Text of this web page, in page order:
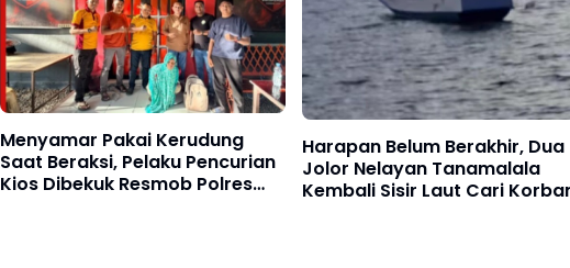
Menyamar Pakai Kerudung
Saat Beraksi, Pelaku Pencurian
Kios Dibekuk Resmob Polres
Harapan Belum Berakhir, Dua
Jolor Nelayan Tanamalala
Kembali Sisir Laut Cari